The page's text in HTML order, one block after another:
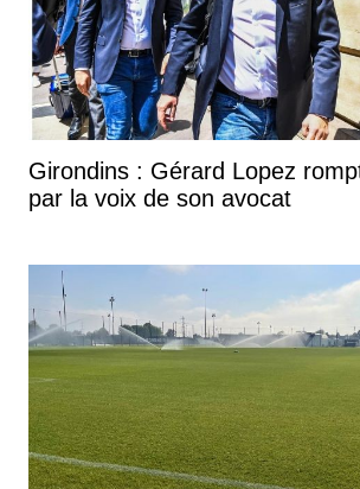
Girondins : Gérard Lopez
par la voix de son avocat